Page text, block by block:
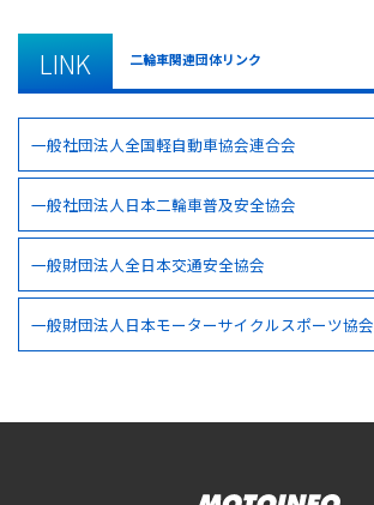
LINK 二輪車関連団体リンク
一般社団法人全国軽自動車協会連合会
一般社団法人日本二輪車普及安全協会
一般財団法人全日本交通安全協会
一般財団法人日本モーターサイクルスポーツ協会